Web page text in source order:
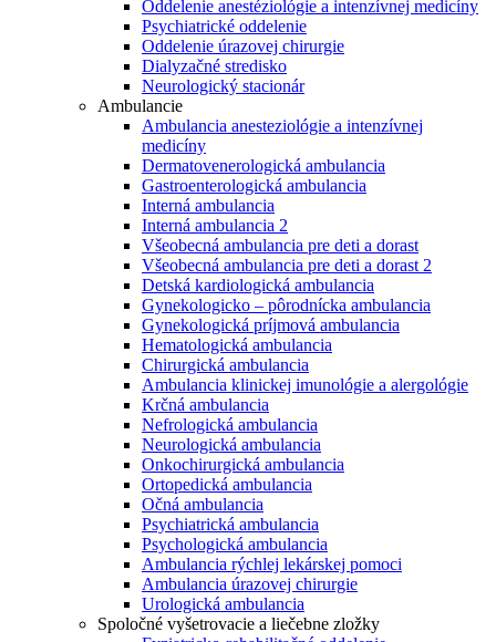
Oddelenie anestéziológie a intenzívnej medicíny
Psychiatrické oddelenie
Oddelenie úrazovej chirurgie
Dialyzačné stredisko
Neurologický stacionár
Ambulancie
Ambulancia anesteziológie a intenzívnej
medicíny
Dermatovenerologická ambulancia
Gastroenterologická ambulancia
Interná ambulancia
Interná ambulancia 2
Všeobecná ambulancia pre deti a dorast
Všeobecná ambulancia pre deti a dorast 2
Detská kardiologická ambulancia
Gynekologicko – pôrodnícka ambulancia
Gynekologická príjmová ambulancia
Hematologická ambulancia
Chirurgická ambulancia
Ambulancia klinickej imunológie a alergológie
Krčná ambulancia
Nefrologická ambulancia
Neurologická ambulancia
Onkochirurgická ambulancia
Ortopedická ambulancia
Očná ambulancia
Psychiatrická ambulancia
Psychologická ambulancia
Ambulancia rýchlej lekárskej pomoci
Ambulancia úrazovej chirurgie
Urologická ambulancia
Spoločné vyšetrovacie a liečebne zložky